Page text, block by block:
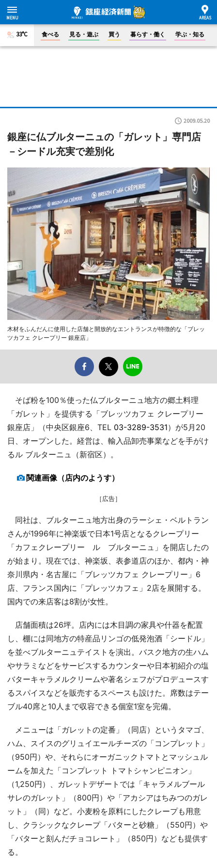
33°C 食べる 見る・遊ぶ 買う 暮らす・働く 学ぶ・知る
2009.05.20
銀座に仏ブルターニュの「ガレット」専門店
－シードル充実で差別化
木材をふんだんに使用した店舗と開放的なエントランスが特徴的な「ブレッ
ツカフェ クレープリー 銀座店」
そば粉を100％使った仏ブルターニュ地方の郷土料理
「ガレット」を提供する「ブレッツカフェ クレープリー
銀座店」（中央区銀座6、TEL 03-3289-3531）が5月20
日、オープンした。経営は、輸入品卸売事業などを手がけ
るル ブルターニュ（新宿区）。
関連画像（店内のようす）
［広告］
同社は、ブルターニュ地方出身のラーシェ・ベルトラン
さんが1996年に神楽坂で日本1号店となるクレープリー
「カフェクレープリー ル ブルターニュ」を開店したの
が始まり。現在では、神楽坂、表参道店のほか、都内・神
奈川県内・名古屋に「ブレッツカフェ クレープリー」6
店、フランス国内に「プレッツカフェ」2店を展開する。
国内での来店客は8割が女性。
店舗面積は26坪。店内には木目調の家具や什器を配置
し、棚には同地方の特産品リンゴの低発泡酒「シードル」
を並べブルターニュテイストを演出。バスク地方の生ハム
やサラミなどをサービスするカウンターや日本初紹介の塩
バターキャラメルクリームや著名シェフがプロデュースす
るスパイスなどを販売するスペースも設けた。席数はテー
ブル40席と10人まで収容できる個室1室を完備。
メニューは「ガレットの定番」（同店）というタマゴ、
ハム、スイスのグリュイエールチーズの「コンプレット」
（950円）や、それらにオーガニックトマトとマッシュル
ームを加えた「コンプレット トマトシャンピニオン」
（1,250円）、ガレットデザートでは「キャラメルブール
サレのガレット」（800円）や「アカシアはちみつのガレ
ット」（同）など。小麦粉を原料にしたクレープも用意
し、クラシックなクレープ「バターと砂糖」（550円）や
「バターと刻んだチョコレート」（850円）なども提供す
る。